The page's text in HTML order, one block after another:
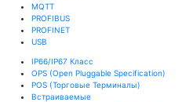
MQTT
PROFIBUS
PROFINET
USB
IP66/IP67 Класс
OPS (Open Pluggable Specification)
POS (Торговые Терминалы)
Встраиваемые